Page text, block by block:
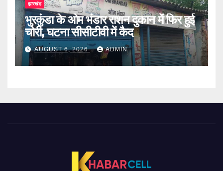
झारखंड
भुरकुंडा के ओम भंडार राशन दुकान में फिर हुई
चोरी, घटना सीसीटीवी में कैद
AUGUST 6, 2026 ADMIN